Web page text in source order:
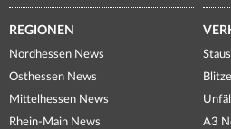
REGIONEN
Nordhessen News
Osthessen News
Mittelhessen News
Rhein-Main News
A3